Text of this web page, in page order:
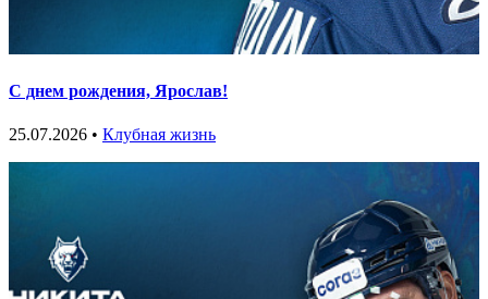
С днем рождения, Ярослав!
25.07.2026 • Клубная жизнь